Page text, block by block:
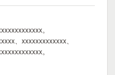
。
、xxxxxxxxxxxxx、
。